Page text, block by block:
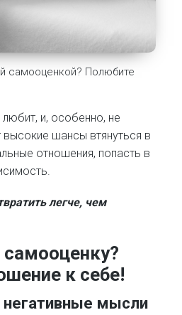
самооценкой? Полюбите
и, особенно, не
шансы втянуться в
отношения, попасть в
легче, чем
к себе!
негативные мысли